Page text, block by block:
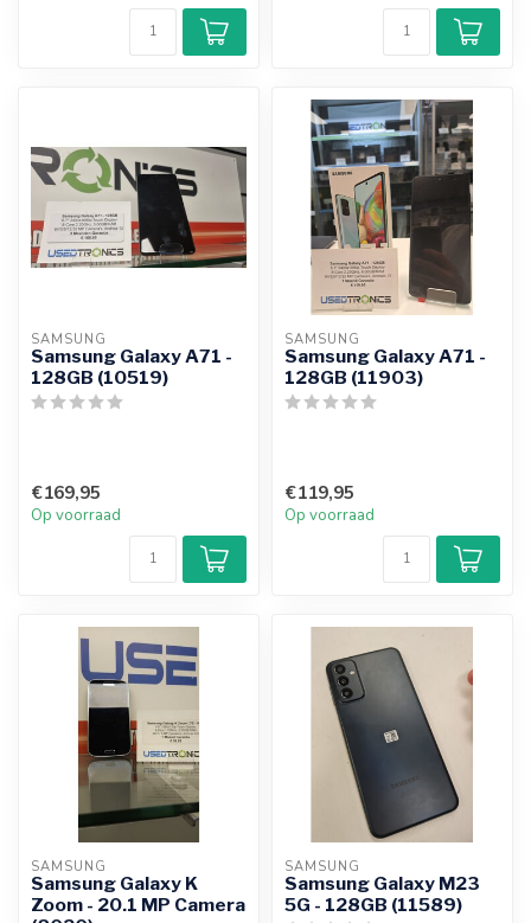
SAMSUNG
Samsung Galaxy A71 -
128GB (10519)
€169,95
Op voorraad
SAMSUNG
Samsung Galaxy A71 -
128GB (11903)
€119,95
Op voorraad
SAMSUNG
Samsung Galaxy K
Zoom - 20.1 MP Camera
SAMSUNG
Samsung Galaxy M23
5G - 128GB (11589)